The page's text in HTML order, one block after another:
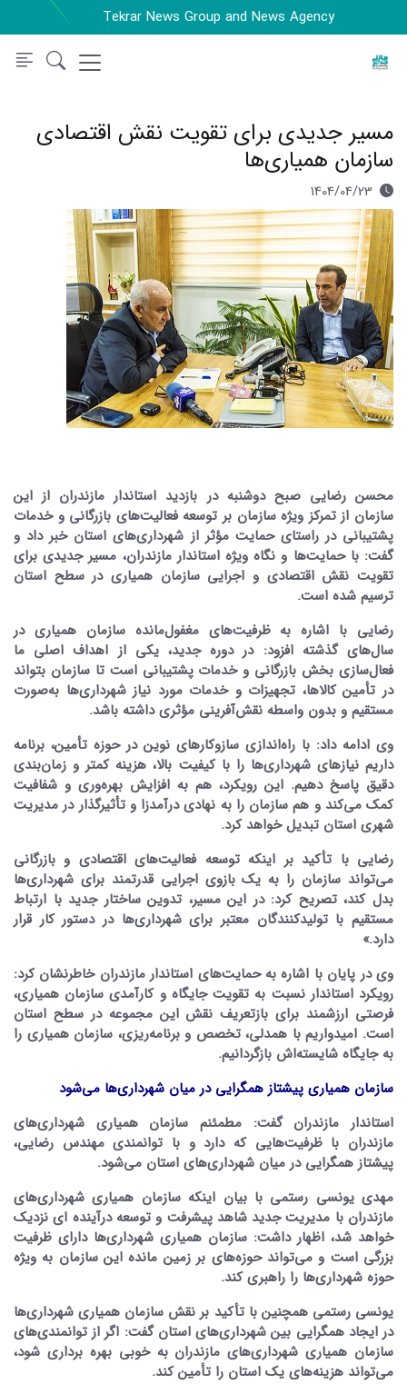
Tekrar News Group and News Agency
مسیر جدیدی برای تقویت نقش اقتصادی
سازمان همیاری‌ها
1404/04/23
محسن رضایی صبح دوشنبه در بازدید استاندار مازندران از این
سازمان از تمرکز ویژه سازمان بر توسعه فعالیت‌های بازرگانی و خدمات
پشتیبانی در راستای حمایت مؤثر از شهرداری‌های استان خبر داد و
گفت: با حمایت‌ها و نگاه ویژه استاندار مازندران، مسیر جدیدی برای
تقویت نقش اقتصادی و اجرایی سازمان همیاری در سطح استان
ترسیم شده است.
رضایی با اشاره به ظرفیت‌های مغفول‌مانده سازمان همیاری در
سال‌های گذشته افزود: در دوره جدید، یکی از اهداف اصلی ما
فعال‌سازی بخش بازرگانی و خدمات پشتیبانی است تا سازمان بتواند
در تأمین کالاها، تجهیزات و خدمات مورد نیاز شهرداری‌ها به‌صورت
مستقیم و بدون واسطه نقش‌آفرینی مؤثری داشته باشد.
وی ادامه داد: با راه‌اندازی سازوکارهای نوین در حوزه تأمین، برنامه
داریم نیازهای شهرداری‌ها را با کیفیت بالا، هزینه کمتر و زمان‌بندی
دقیق پاسخ دهیم. این رویکرد، هم به افزایش بهره‌وری و شفافیت
کمک می‌کند و هم سازمان را به نهادی درآمدزا و تأثیرگذار در مدیریت
شهری استان تبدیل خواهد کرد.
رضایی با تأکید بر اینکه توسعه فعالیت‌های اقتصادی و بازرگانی
می‌تواند سازمان را به یک بازوی اجرایی قدرتمند برای شهرداری‌ها
بدل کند، تصریح کرد: در این مسیر، تدوین ساختار جدید با ارتباط
مستقیم با تولیدکنندگان معتبر برای شهرداری‌ها در دستور کار قرار
دارد.»
وی در پایان با اشاره به حمایت‌های استاندار مازندران خاطرنشان کرد:
رویکرد استاندار نسبت به تقویت جایگاه و کارآمدی سازمان همیاری،
فرصتی ارزشمند برای بازتعریف نقش این مجموعه در سطح استان
است. امیدواریم با همدلی، تخصص و برنامه‌ریزی، سازمان همیاری را
به جایگاه شایسته‌اش بازگردانیم.
سازمان همیاری پیشتاز همگرایی در میان شهرداری‌ها می‌شود
استاندار مازندران گفت: مطمئنم سازمان همیاری شهرداری‌های
مازندران با ظرفیت‌هایی که دارد و با توانمندی مهندس رضایی،
پیشتاز همگرایی در میان شهرداری‌های استان می‌شود.
مهدی یونسی رستمی با بیان اینکه سازمان همیاری شهرداری‌های
مازندران با مدیریت جدید شاهد پیشرفت و توسعه درآینده ای نزدیک
خواهد شد، اظهار داشت: سازمان همیاری شهرداری‌ها دارای ظرفیت
بزرگی است و می‌تواند حوزه‌های بر زمین مانده این سازمان به ویژه
حوزه شهرداری‌ها را راهبری کند.
یونسی رستمی همچنین با تأکید بر نقش سازمان همیاری شهرداری‌ها
در ایجاد همگرایی بین شهرداری‌های استان گفت: اگر از توانمندی‌های
سازمان همیاری شهرداری‌های مازندران به خوبی بهره برداری شود،
می‌تواند هزینه‌های یک استان را تأمین کند.